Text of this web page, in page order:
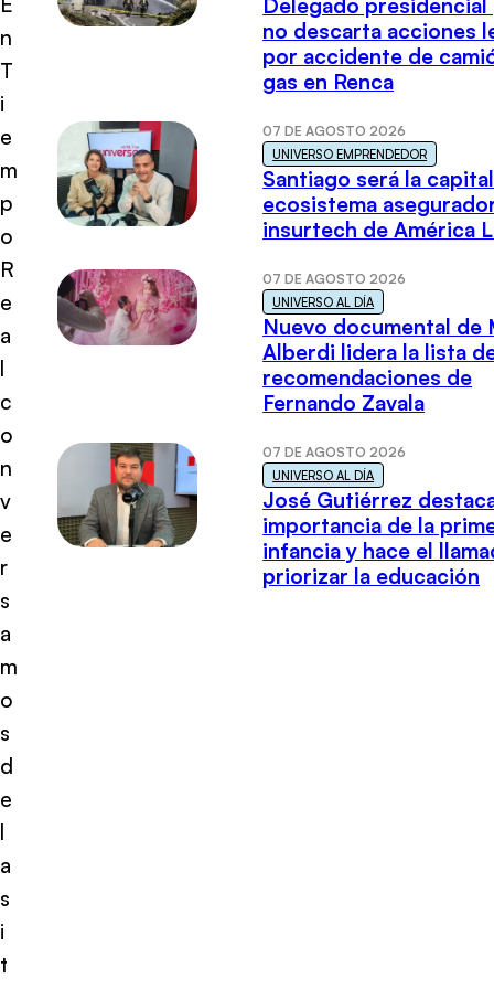
n
T
i
e
m
p
o
R
e
a
l
c
o
n
v
e
r
s
a
m
o
s
d
e
l
a
s
i
t
Delegado presidencial
no descarta acciones
por accidente de
gas en Renca
07 DE AGOSTO 2026
UNIVERSO EMPRENDEDOR
Santiago será la
ecosistema
insurtech de América
07 DE AGOSTO 2026
UNIVERSO AL DÍA
Nuevo documental de
Alberdi lidera la lista
recomendaciones de
Fernando Zavala
07 DE AGOSTO 2026
UNIVERSO AL DÍA
José Gutiérrez
importancia de la
infancia y hace el
priorizar la educación